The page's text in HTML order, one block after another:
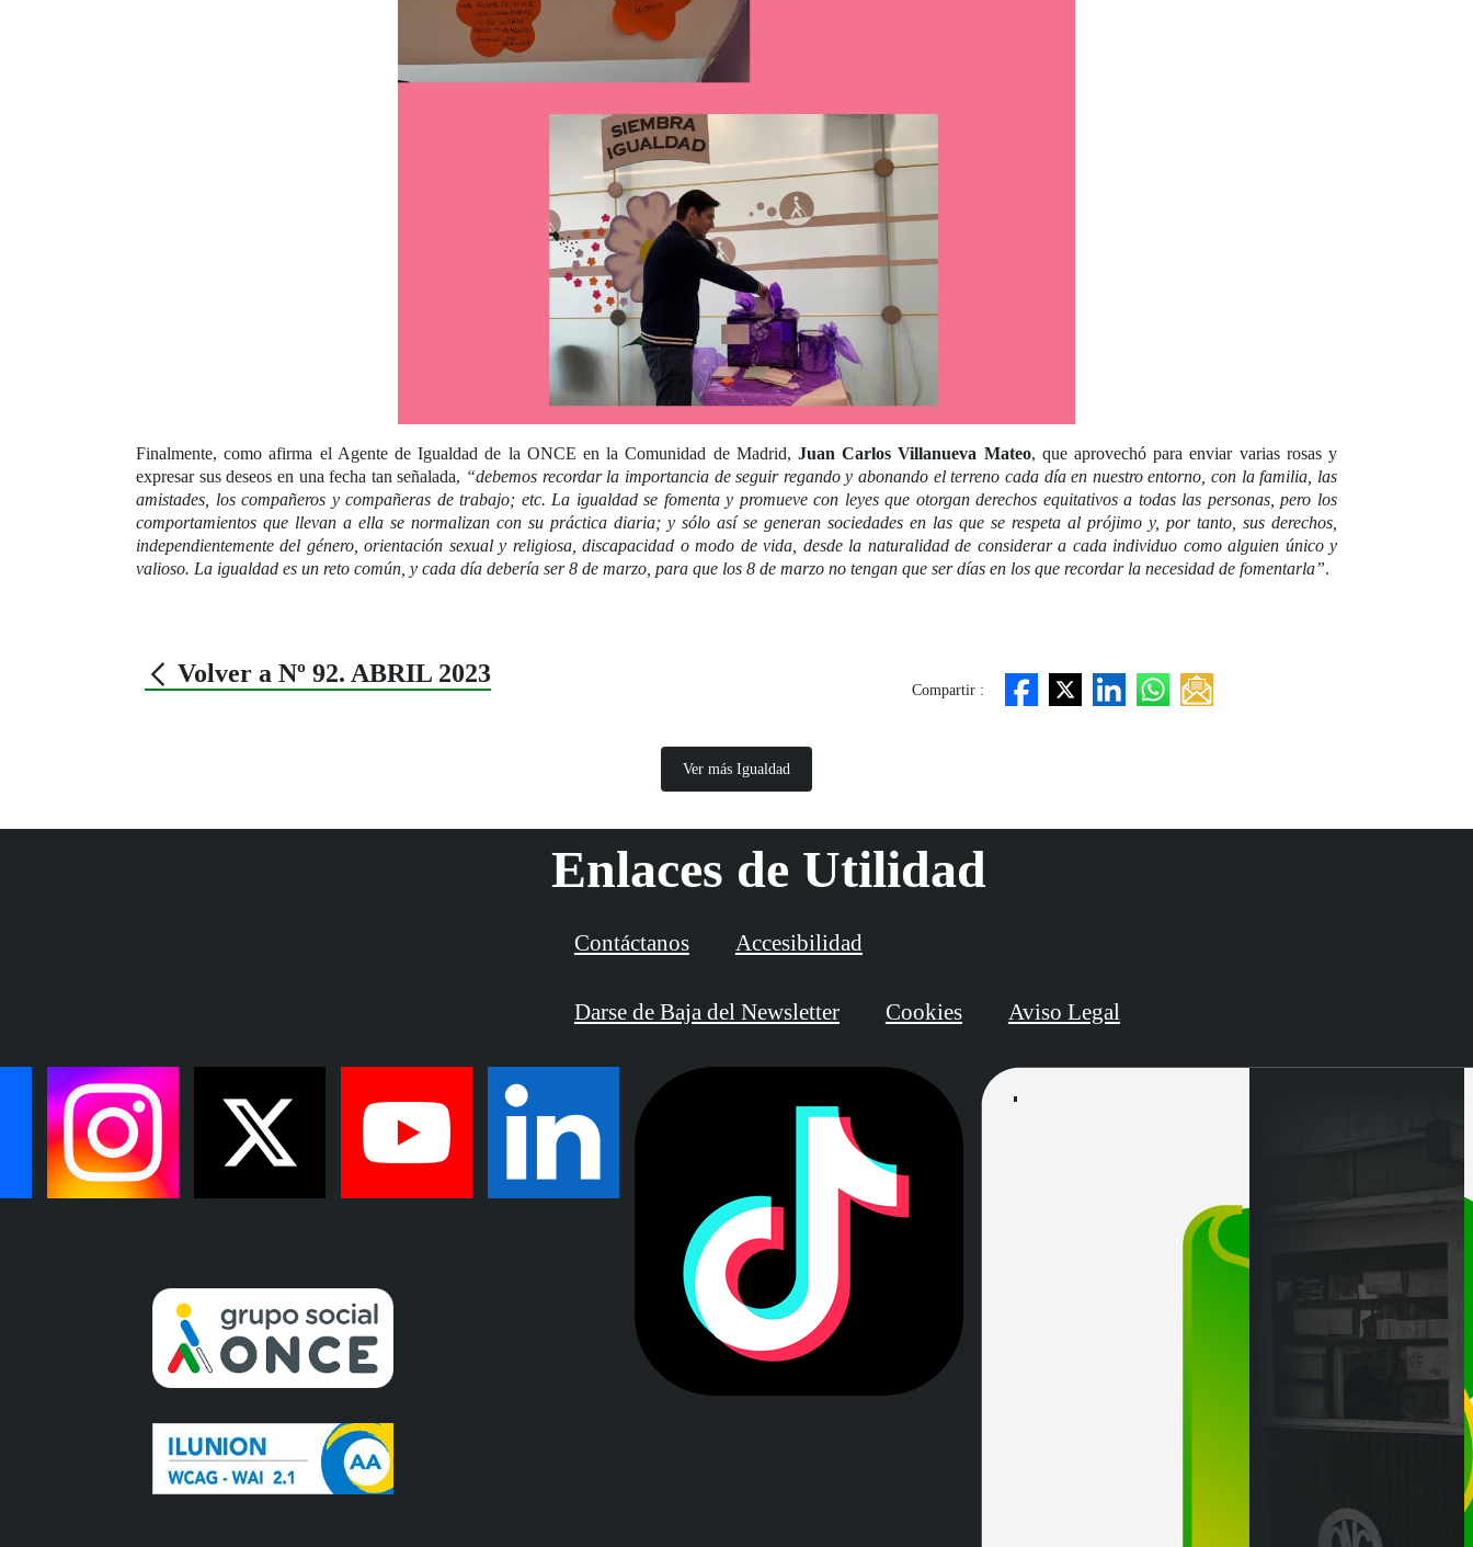
Finalmente, como afirma el Agente de Igualdad de la ONCE en la Comunidad de Madrid, Juan Carlos Villanueva Mateo, que aprovechó para enviar varias rosas y
expresar sus deseos en una fecha tan señalada, “debemos recordar la importancia de seguir regando y abonando el terreno cada día en nuestro entorno, con la familia, las
amistades, los compañeros y compañeras de trabajo; etc. La igualdad se fomenta y promueve con leyes que otorgan derechos equitativos a todas las personas, pero los
comportamientos que llevan a ella se normalizan con su práctica diaria; y sólo así se generan sociedades en las que se respeta al prójimo y, por tanto, sus derechos,
independientemente del género, orientación sexual y religiosa, discapacidad o modo de vida, desde la naturalidad de considerar a cada individuo como alguien único y
valioso. La igualdad es un reto común, y cada día debería ser 8 de marzo, para que los 8 de marzo no tengan que ser días en los que recordar la necesidad de fomentarla”.
Volver a Nº 92. ABRIL 2023
Compartir :
Ver más Igualdad
Enlaces de Utilidad
Contáctanos Accesibilidad
Darse de Baja del Newsletter Cookies Aviso Legal